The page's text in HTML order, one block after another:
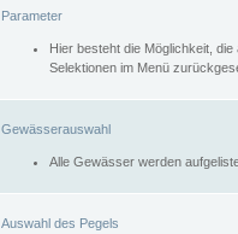
Parameter
Hier besteht die Möglichkeit,
Selektionen im Menü
Gewässerauswahl
Alle Gewässer werden
Auswahl des Pegels